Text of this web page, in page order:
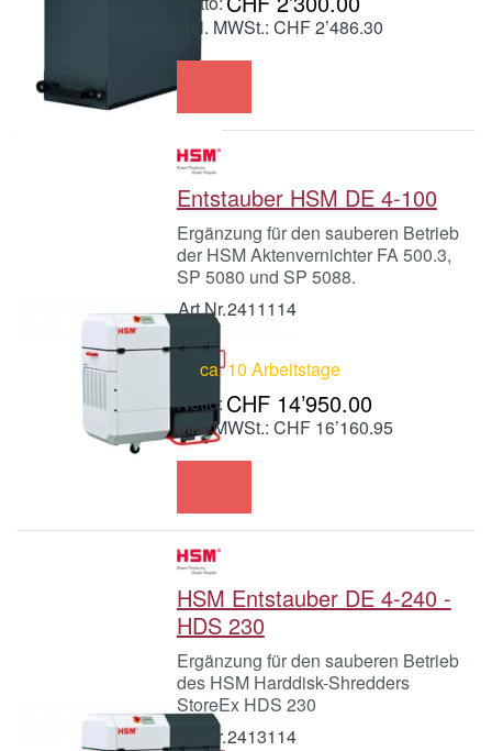
inkl. MWSt.: CHF 2’486.30
Entstauber HSM DE 4-100
Ergänzung für den sauberen Betrieb
der HSM Aktenvernichter FA 500.3,
SP 5080 und SP 5088.
Art.Nr.2411114
ca. 10 Arbeitstage
CHF 14’950.00
inkl. MWSt.: CHF 16’160.95
HSM Entstauber DE 4-240 -
HDS 230
Ergänzung für den sauberen Betrieb
des HSM Harddisk-Shredders
StoreEx HDS 230
Art.Nr.2413114